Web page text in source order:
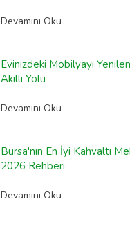
Devamını Oku
Evinizdeki Mobilyayı
Akıllı Yolu
Devamını Oku
Bursa'nın En İyi Kahvaltı
2026 Rehberi
Devamını Oku